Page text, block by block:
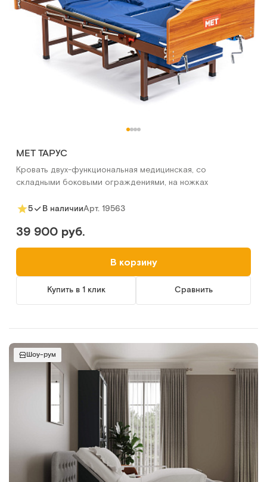
MET ТАРУС
Кровать двух-функциональная медицинская, со
складными боковыми ограждениями, на ножках
5 В наличииАрт. 19563
39 900 руб.
В корзину
Купить в 1 клик Сравнить
Шоу-рум